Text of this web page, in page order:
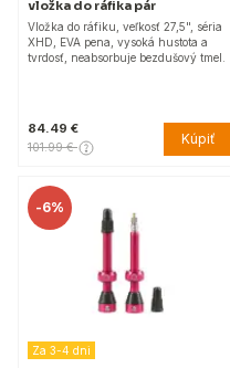
vložka do ráfika pár
Vložka do ráfiku, veľkosť 27,5", séria
XHD, EVA pena, vysoká hustota a
tvrdosť, neabsorbuje bezdušový tmel.
84.49 €
101.99 € Kúpiť
-6%
Za 3-4 dni